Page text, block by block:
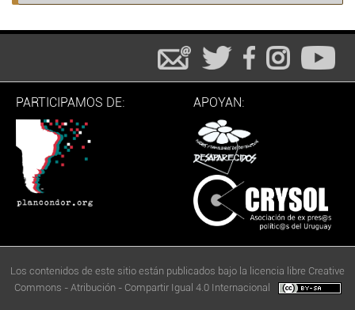
PARTICIPAMOS DE: APOYAN:
Los contenidos de este sitio están publicados bajo la licencia libre Creative
Commons - Atribución - Compartir Igual 4.0 Internacional